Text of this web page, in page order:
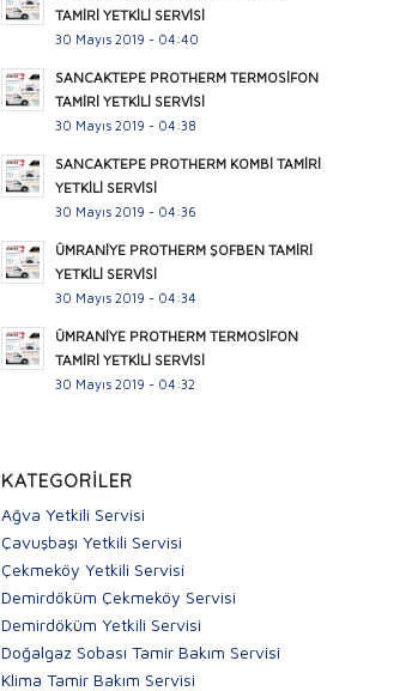
TAMİRİ YETKİLİ SERVİSİ
30 Mayıs 2019 - 04:40
SANCAKTEPE PROTHERM TERMOSİFON
TAMİRİ YETKİLİ SERVİSİ
30 Mayıs 2019 - 04:38
SANCAKTEPE PROTHERM KOMBİ TAMİRİ
YETKİLİ SERVİSİ
30 Mayıs 2019 - 04:36
ÜMRANİYE PROTHERM ŞOFBEN TAMİRİ
YETKİLİ SERVİSİ
30 Mayıs 2019 - 04:34
ÜMRANİYE PROTHERM TERMOSİFON
TAMİRİ YETKİLİ SERVİSİ
30 Mayıs 2019 - 04:32
KATEGORILER
Ağva Yetkili Servisi
Çavuşbaşı Yetkili Servisi
Çekmeköy Yetkili Servisi
Demirdöküm Çekmeköy Servisi
Demirdöküm Yetkili Servisi
Doğalgaz Sobası Tamir Bakım Servisi
Klima Tamir Bakım Servisi